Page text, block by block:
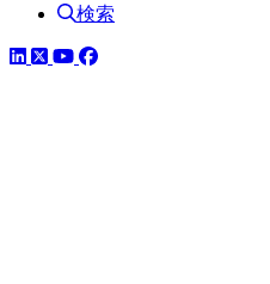
検索
LinkedIn
ツイッター
YouTube
Facebook